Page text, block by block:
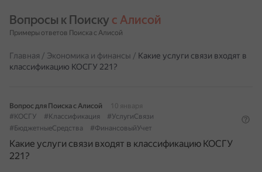
Вопросы к Поиску с Алисой
Примеры ответов Поиска с Алисой
Главная / Экономика и финансы / Какие услуги связи входят в
классификацию КОСГУ 221?
Вопрос для Поиска с Алисой
10 января
#КОСГУ
#Классификация
#УслугиСвязи
#БюджетныеСредства
#ФинансовыйУчет
Какие услуги связи входят в классификацию КОСГУ
221?